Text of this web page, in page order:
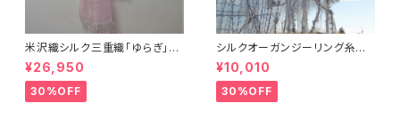
米沢織シルク三重織「ゆらぎ」ス
トール
¥26,950
30%OFF
シルクオーガンジーリング糸チ
ェックストール
¥10,010
30%OFF